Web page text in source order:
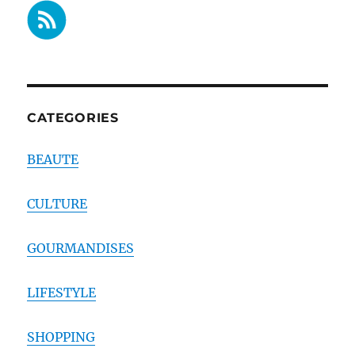
CATEGORIES
BEAUTE
CULTURE
GOURMANDISES
LIFESTYLE
SHOPPING